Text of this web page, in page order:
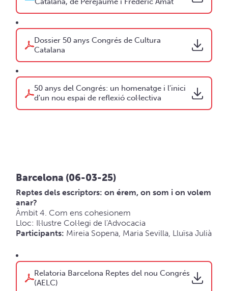
Dossier 50 anys Congrés de Cultura
Catalana
50 anys del Congrés: un homenatge i l'inici
d'un nou espai de reflexió col·lectiva
Barcelona (06-03-25)
Reptes dels escriptors: on érem, on som i on volem
anar?
Àmbit 4. Com ens cohesionem
Lloc: Il·lustre Col·legi de l'Advocacia
Participants: Mireia Sopena, Maria Sevilla, Lluïsa Julià
Relatoria Barcelona Reptes del nou Congrés
(AELC)